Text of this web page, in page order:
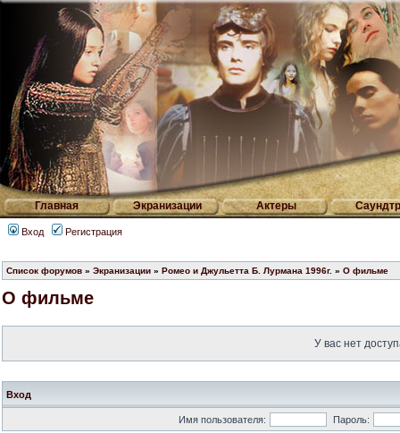
Главная Экранизации Актеры
Вход Регистрация
Список форумов » Экранизации » Ромео и Джульетта Б. Лурмана 1996г. » О фильме
О фильме
У вас нет
Вход
Имя пользователя: Пароль: